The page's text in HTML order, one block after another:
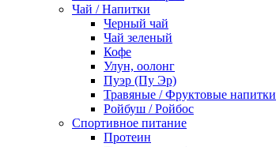
Чай / Напитки
Черный чай
Чай зеленый
Кофе
Улун, оолонг
Пуэр (Пу Эр)
Травяные / Фруктовые напитки
Ройбуш / Ройбос
Спортивное питание
Протеин